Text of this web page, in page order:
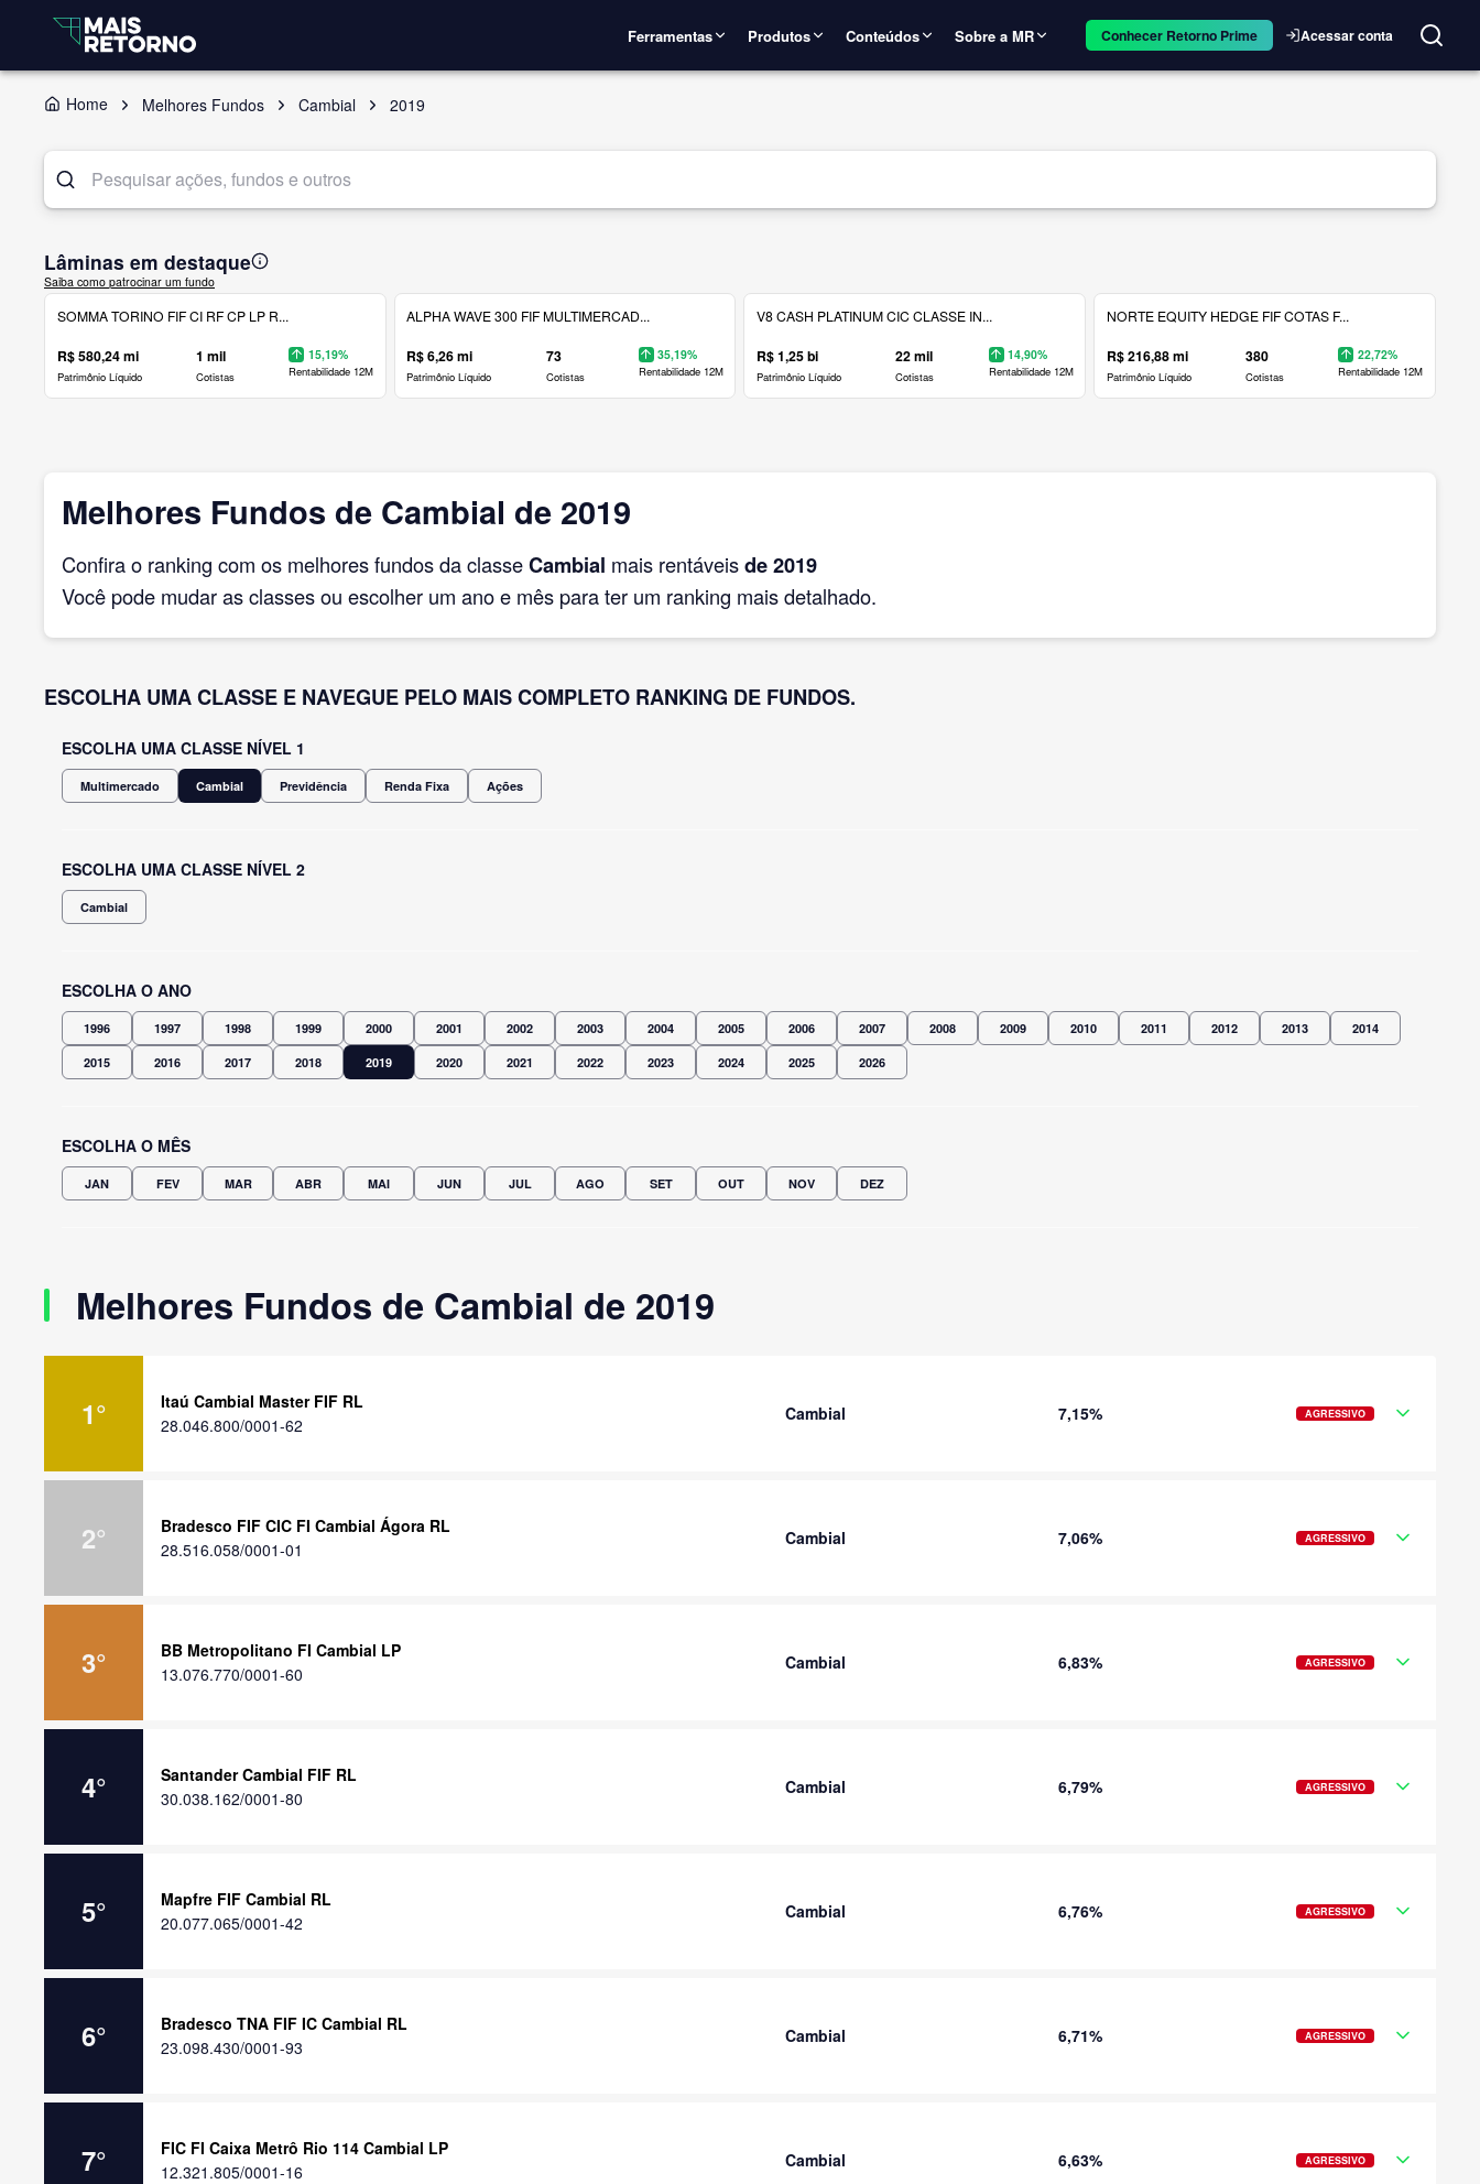
Ferramentas Produtos Conteúdos Sobre a MR Conhecer Retorno Prime Acessar conta
Home Melhores Fundos Cambial 2019
Lâminas em destaque
Saiba como patrocinar um fundo
SOMMA TORINO FIF CI RF CP LP R...
R$ 580,24 mi
Patrimônio Líquido
1 mil
Cotistas
15,19%
Rentabilidade 12M
ALPHA WAVE 300 FIF MULTIMERCAD...
R$ 6,26 mi
Patrimônio Líquido
73
Cotistas
35,19%
Rentabilidade 12M
V8 CASH PLATINUM CIC CLASSE IN...
R$ 1,25 bi
Patrimônio Líquido
22 mil
Cotistas
14,90%
Rentabilidade 12M
NORTE EQUITY HEDGE FIF COTAS F...
R$ 216,88 mi
Patrimônio Líquido
380
Cotistas
22,72%
Rentabilidade 12M
Melhores Fundos de Cambial de 2019
Confira o ranking com os melhores fundos da classeCambial mais rentáveisde 2019
Você pode mudar as classes ou escolher um ano e mês para ter um ranking mais detalhado.
ESCOLHA UMA CLASSE E NAVEGUE PELO MAIS COMPLETO RANKING DE FUNDOS.
ESCOLHA UMA CLASSE NÍVEL 1
Multimercado Cambial Previdência Renda Fixa Ações
ESCOLHA UMA CLASSE NÍVEL 2
Cambial
ESCOLHA O ANO
1996 1997 1998 1999 2000 2001 2002 2003 2004 2005 2006 2007 2008 2009 2010 2011 2012 2013 2014
2015 2016 2017 2018 2019 2020 2021 2022 2023 2024 2025 2026
ESCOLHA O MÊS
JAN FEV MAR ABR MAI JUN JUL AGO SET OUT NOV DEZ
Melhores Fundos de Cambial de 2019
1°
Itaú Cambial Master FIF RL
28.046.800/0001-62
Cambial 7,15% AGRESSIVO
2°
Bradesco FIF CIC FI Cambial Ágora RL
28.516.058/0001-01
Cambial 7,06% AGRESSIVO
3°
BB Metropolitano FI Cambial LP
13.076.770/0001-60
Cambial 6,83% AGRESSIVO
4°
Santander Cambial FIF RL
30.038.162/0001-80
Cambial 6,79% AGRESSIVO
5°
Mapfre FIF Cambial RL
20.077.065/0001-42
Cambial 6,76% AGRESSIVO
6°
Bradesco TNA FIF IC Cambial RL
23.098.430/0001-93
Cambial 6,71% AGRESSIVO
7°
FIC FI Caixa Metrô Rio 114 Cambial LP
12.321.805/0001-16
Cambial 6,63% AGRESSIVO